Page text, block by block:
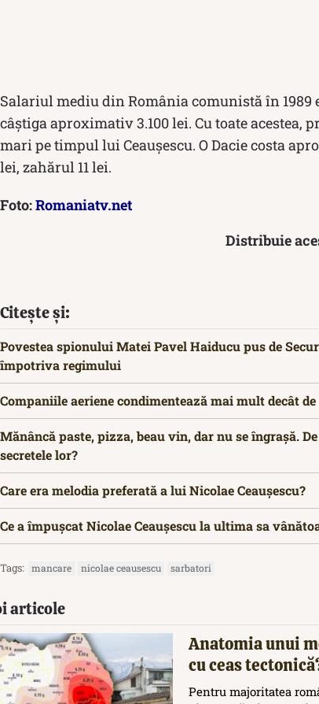
Salariul mediu din România comunistă în
câștiga aproximativ 3.100 lei. Cu toate
mari pe timpul lui Ceaușescu. O Dacie costa
lei, zahărul 11 lei.
Foto:Romaniatv.net
Distribuie
Citește și:
Povestea spionului Matei Pavel Haiducu pus de
împotriva regimului
Companiile aeriene condimentează mai mult decât
Mănâncă paste, pizza, beau vin, dar nu se îngrașă.
secretele lor?
Care era melodia preferată a lui Nicolae Ceaușescu?
Ce a împușcat Nicolae Ceaușescu la ultima sa
Tags: mancare nicolae ceausescu sarbatori
articole
Anatomia unui
cu ceas
Pentru majoritatea